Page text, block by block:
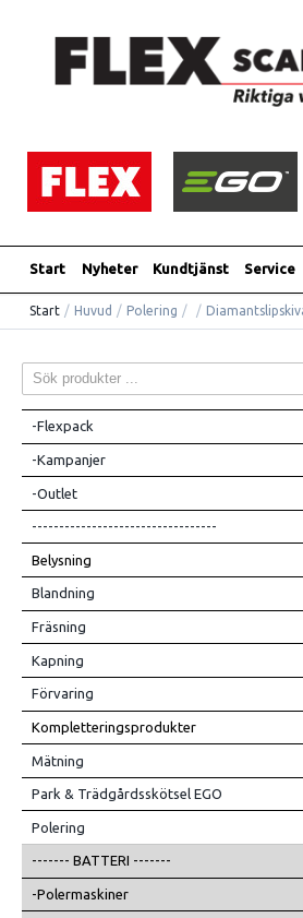
Start Nyheter Kundtjänst Service
Start / Huvud / Polering / /
-Flexpack
-Kampanjer
-Outlet
----------------------------------
Belysning
Blandning
Fräsning
Kapning
Förvaring
Kompletteringsprodukter
Mätning
Park & Trädgårdsskötsel EGO
Polering
------- BATTERI -------
-Polermaskiner